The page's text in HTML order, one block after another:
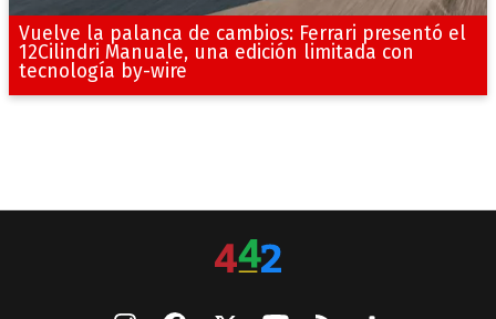
Vuelve la palanca de cambios: Ferrari presentó el
12Cilindri Manuale, una edición limitada con
tecnología by-wire